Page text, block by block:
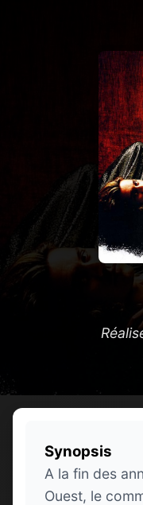
Synopsis
A la fin des
Ouest, le